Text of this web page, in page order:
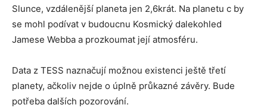
Slunce, vzdálenější planeta jen 2,6krát. Na planetu c by
se mohl podívat v budoucnu Kosmický dalekohled
Jamese Webba a prozkoumat její atmosféru.
Data z TESS naznačují možnou existenci ještě třetí
planety, ačkoliv nejde o úplně průkazné závěry. Bude
potřeba dalších pozorování.